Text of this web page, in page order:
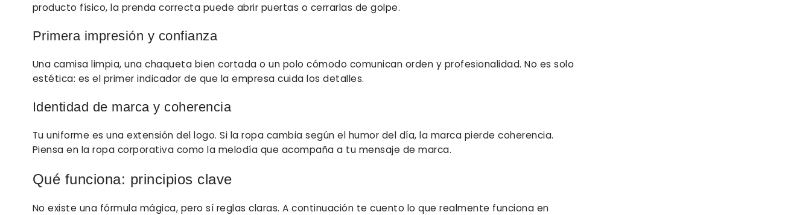
producto físico, la prenda correcta puede abrir puertas o cerrarlas de golpe.
Primera impresión y confianza
Una camisa limpia, una chaqueta bien cortada o un polo cómodo comunican orden y profesionalidad. No es solo
estética: es el primer indicador de que la empresa cuida los detalles.
Identidad de marca y coherencia
Tu uniforme es una extensión del logo. Si la ropa cambia según el humor del día, la marca pierde coherencia.
Piensa en la ropa corporativa como la melodía que acompaña a tu mensaje de marca.
Qué funciona: principios clave
No existe una fórmula mágica, pero sí reglas claras. A continuación te cuento lo que realmente funciona en